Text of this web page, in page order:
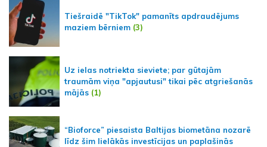
Tiešraidē "TikTok" pamanīts apdraudējums
maziem bērniem (3)
Uz ielas notriekta sieviete; par gūtajām
traumām viņa "apjautusi" tikai pēc atgriešanās
mājās (1)
“Bioforce” piesaista Baltijas biometāna nozarē
līdz šim lielākās investīcijas un paplašinās